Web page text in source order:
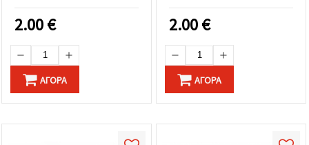
2.00€
ΑΓΟΡΆ
2.00€
ΑΓΟΡΆ